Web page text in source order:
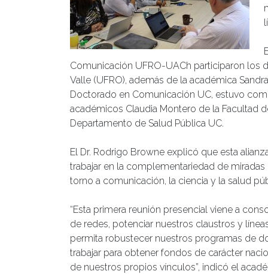
Comunicación UFRO-UACh participaron los
Valle (UFRO), además de la académica
Doctorado en Comunicación UC, estuvo
académicos Claudia Montero de la Facultad
Departamento de Salud Pública UC.
El Dr. Rodrigo Browne explicó que esta
trabajar en la complementariedad de
torno a comunicación, la ciencia y la salud
“Esta primera reunión presencial viene a
de redes, potenciar nuestros claustros y
permita robustecer nuestros programas de
trabajar para obtener fondos de carácter
de nuestros propios vínculos”, indicó el